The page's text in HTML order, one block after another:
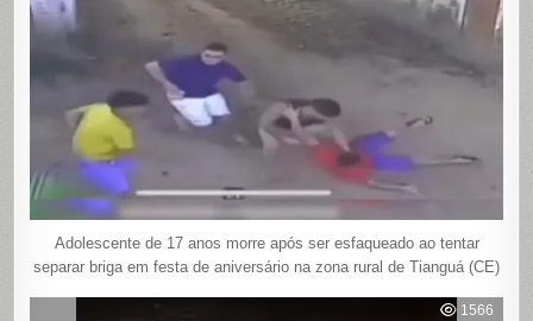
Adolescente de 17 anos morre após ser esfaqueado ao tentar
separar briga em festa de aniversário na zona rural de Tianguá (CE)
1566